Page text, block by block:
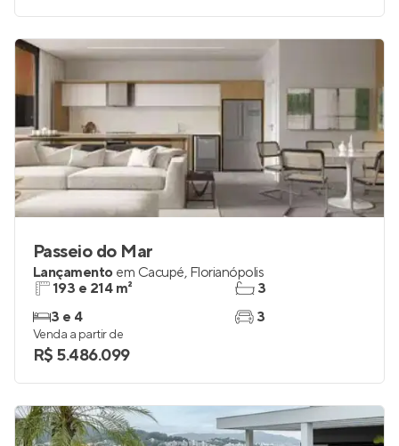
Passeio do Mar
Lançamento em Cacupé, Florianópolis
193 e 214 m²
3 e 4
3
3
Venda a partir de
R$ 5.486.099